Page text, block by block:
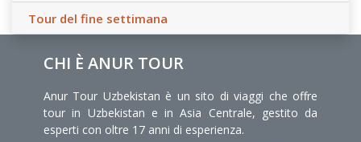
Tour del fine settimana
CHI È ANUR TOUR
Anur Tour Uzbekistan è un sito di viaggi che offre
tour in Uzbekistan e in Asia Centrale, gestito da
esperti con oltre 17 anni di esperienza.